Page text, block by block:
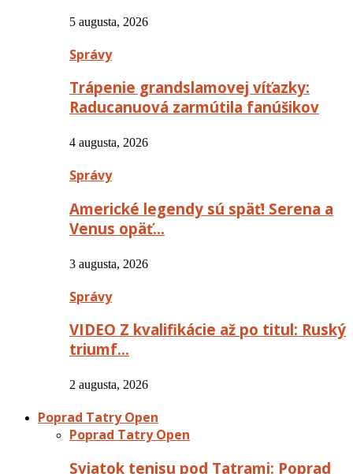
5 augusta, 2026
Správy
Trápenie grandslamovej víťazky:
Raducanuová zarmútila fanúšikov
4 augusta, 2026
Správy
Americké legendy sú späť! Serena a
Venus opäť…
3 augusta, 2026
Správy
VIDEO Z kvalifikácie až po titul: Ruský
triumf…
2 augusta, 2026
Poprad Tatry Open
Poprad Tatry Open
Sviatok tenisu pod Tatrami: Poprad